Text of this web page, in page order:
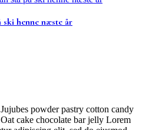
henne næste år
powder pastry cotton candy
cake chocolate bar jelly Lorem